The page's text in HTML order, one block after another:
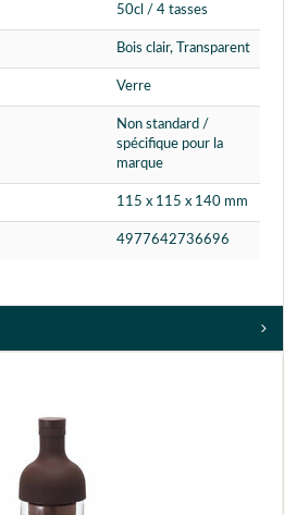
50cl / 4 tasses
Bois clair, Transparent
Verre
Non standard /
spécifique pour la
marque
115 x 115 x 140 mm
4977642736696